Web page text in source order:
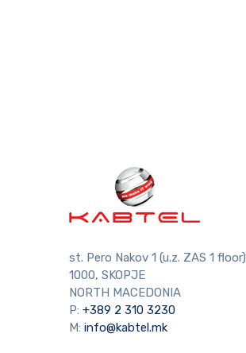
st. Pero Nakov 1 (u.z. ZAS 1 floor)
1000, SKOPJE
NORTH MACEDONIA
P: +389 2 310 3230
M: info@kabtel.mk